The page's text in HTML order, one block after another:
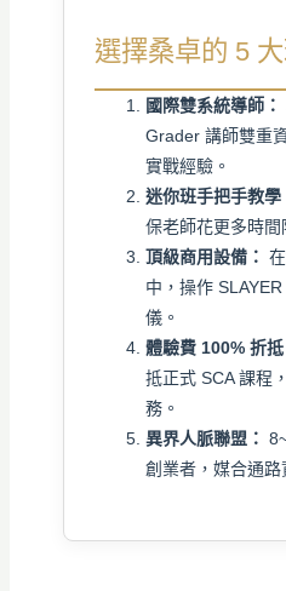
選擇桑卓的 5
國際雙系統導師：
Grader 講師雙重
實戰經驗。
迷你班手把手教學
保老師花更多時間
頂級商用設備：
中，操作
儀。
體驗費 100% 折抵
抵正式 SCA 課程
務。
異界人脈聯盟：
創業者，媒合通路